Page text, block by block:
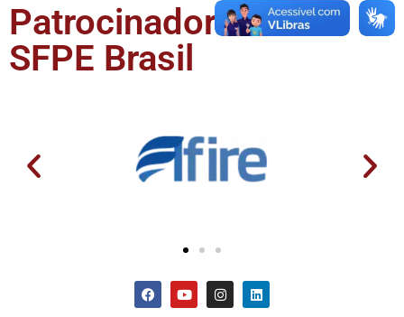
Patrocinadores da
SFPE Brasil